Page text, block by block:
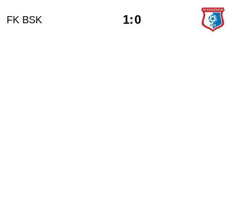
FK BSK 1:0